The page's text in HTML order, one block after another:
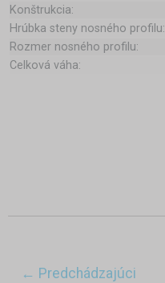
Konštrukcia:
Hrúbka steny nosného profilu:
Rozmer nosného profilu:
Celková váha:
← Predchádzajúci